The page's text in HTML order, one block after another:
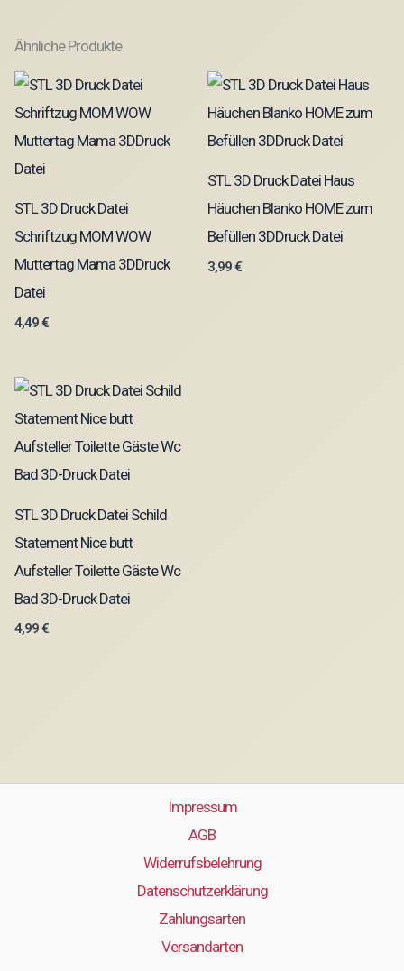
Ähnliche Produkte
STL 3D Druck Datei
Schriftzug MOM WOW
Muttertag Mama 3DDruck
Datei
4,49€
STL 3D Druck Datei Haus
Häuchen Blanko HOME zum
Befüllen 3DDruck Datei
3,99€
STL 3D Druck Datei Schild
Statement Nice butt
Aufsteller Toilette Gäste Wc
Bad 3D-Druck Datei
4,99€
Impressum
AGB
Widerrufsbelehrung
Datenschutzerklärung
Zahlungsarten
Versandarten